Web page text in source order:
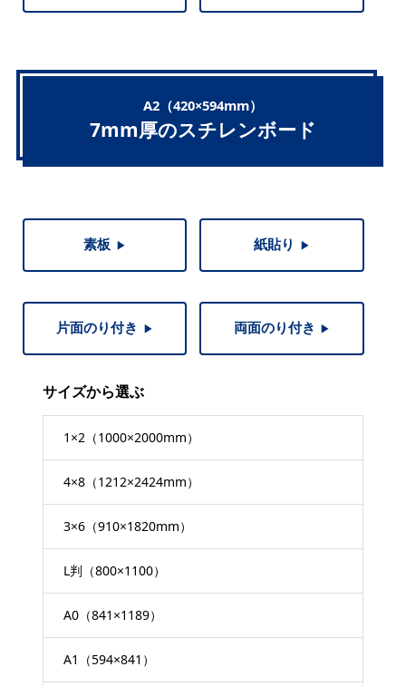
A2（420×594mm）
7mm厚のスチレンボード
素板 ▶︎ 紙貼り ▶︎
片面のり付き ▶︎ 両面のり付き ▶︎
サイズから選ぶ
1×2（1000×2000mm）
4×8（1212×2424mm）
3×6（910×1820mm）
L判（800×1100）
A0（841×1189）
A1（594×841）